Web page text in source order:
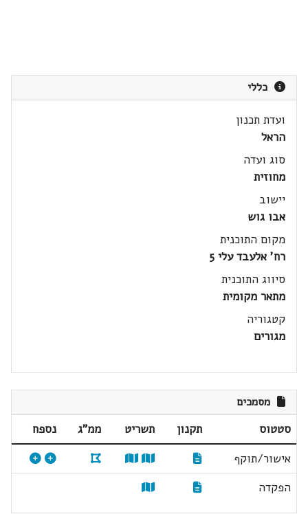
כללי
ועדת תכנון
הראל
סוג ועדה
מחוזית
יישוב
אבו גוש
מקום התוכנית
רח' אלעבד עלי 5
סיווג התוכנית
מתאר מקומית
קטגוריה
מגורים
מסמכים
סטטוס תקנון תשריט ממ"ג
נספח
אישור/תוקף
הפקדה